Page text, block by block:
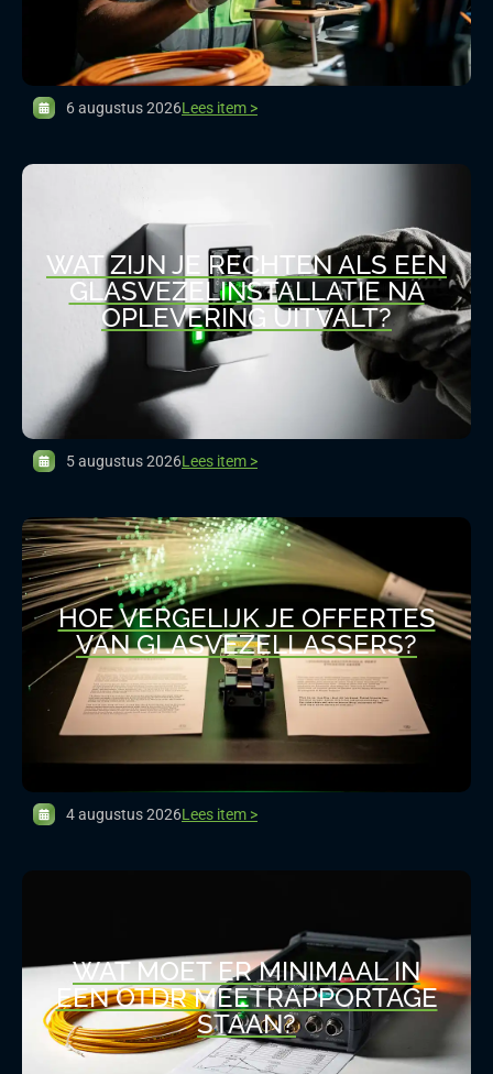
6 augustus 2026Lees item >
WAT ZIJN JE RECHTEN ALS EEN
GLASVEZELINSTALLATIE NA
OPLEVERING UITVALT?
5 augustus 2026Lees item >
HOE VERGELIJK JE OFFERTES
VAN GLASVEZELLASSERS?
4 augustus 2026Lees item >
WAT MOET ER MINIMAAL IN
EEN OTDR MEETRAPPORTAGE
STAAN?